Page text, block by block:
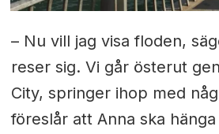
– Nu vill jag visa floden,
reser sig. Vi går österut
City, springer ihop med
föreslår att Anna ska